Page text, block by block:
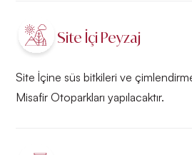
Site İçi Peyzaj
Site İçine süs bitkileri ve
Misafir Otoparkları yapılacaktır.